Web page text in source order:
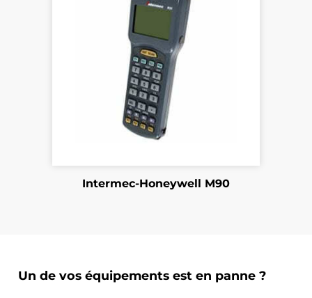
Intermec-Honeywell M90
Un de vos équipements est en panne ?